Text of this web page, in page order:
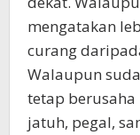
mengatakan
curang
Walaupun
tetap
jatuh, pegal,